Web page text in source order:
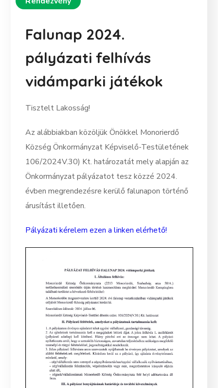
Falunap 2024.
pályázati felhívás
vidámparki játékok
Tisztelt Lakosság!
Az alábbiakban közöljük Önökkel Monorierdő
Község Önkormányzat Képviselő-Testületének
106/2024V.30) Kt. határozatát mely alapján az
Önkormányzat pályázatot tesz közzé 2024.
évben megrendezésre kerülő falunapon történő
árusítást illetően.
Pályázati kérelem ezen a linken elérhető!